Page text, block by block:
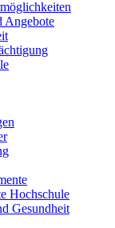
Angebote
Hochschule
Gesundheit